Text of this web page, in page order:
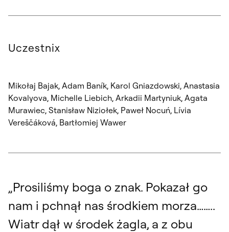
Uczestnix
Mikołaj Bajak, Adam Baník, Karol Gniazdowski, Anastasia
Kovalyova, Michelle Liebich, Arkadii Martyniuk, Agata
Murawiec, Stanisław Niziołek, Paweł Nocuń, Lívia
Vereščáková, Bartłomiej Wawer
„Prosiliśmy boga o znak. Pokazał go
nam i pchnął nas środkiem morza……..
Wiatr dął w środek żagla, a z obu